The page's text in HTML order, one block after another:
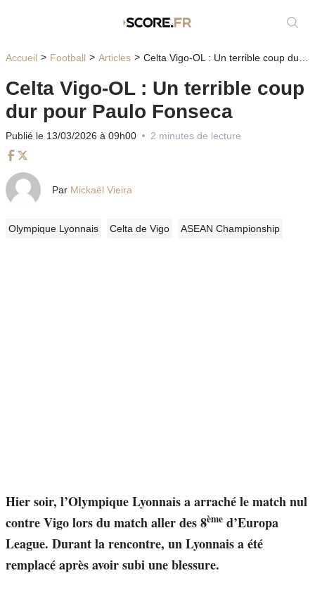
Accueil Football Articles Celta Vigo-OL : Un terrible coup dur pour Paulo Fonseca
Celta Vigo-OL : Un terrible coup
dur pour Paulo Fonseca
Publié le 13/03/2026 à 09h00 2 minutes de lecture
Par Mickaël Vieira
Olympique Lyonnais Celta de Vigo ASEAN Championship
Hier soir, l’Olympique Lyonnais a arraché le match nul
contre Vigo lors du match aller des 8ème d’Europa
League. Durant la rencontre, un Lyonnais a été
remplacé après avoir subi une blessure.